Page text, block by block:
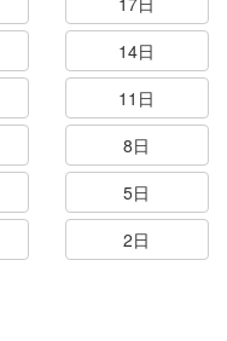
14日
11日
8日
5日
2日